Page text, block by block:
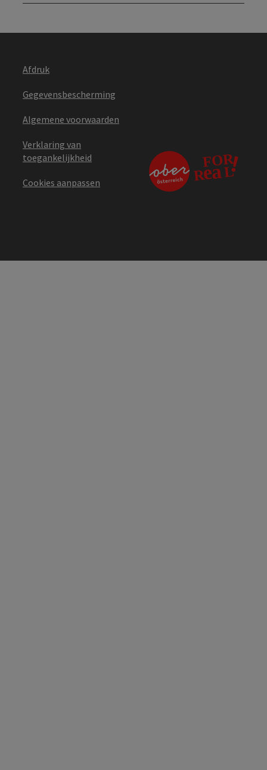
Afdruk
Gegevensbescherming
Algemene voorwaarden
Verklaring van
toegankelijkheid
Cookies aanpassen